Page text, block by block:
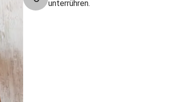
unterrühren.